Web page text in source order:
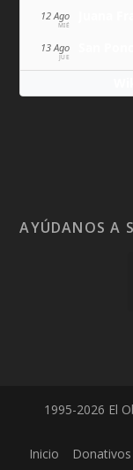
12 Ago
MIÉ
13 Ago
JUE
AYÚDANOS A
1995-2026 El
Inicio
Donativos